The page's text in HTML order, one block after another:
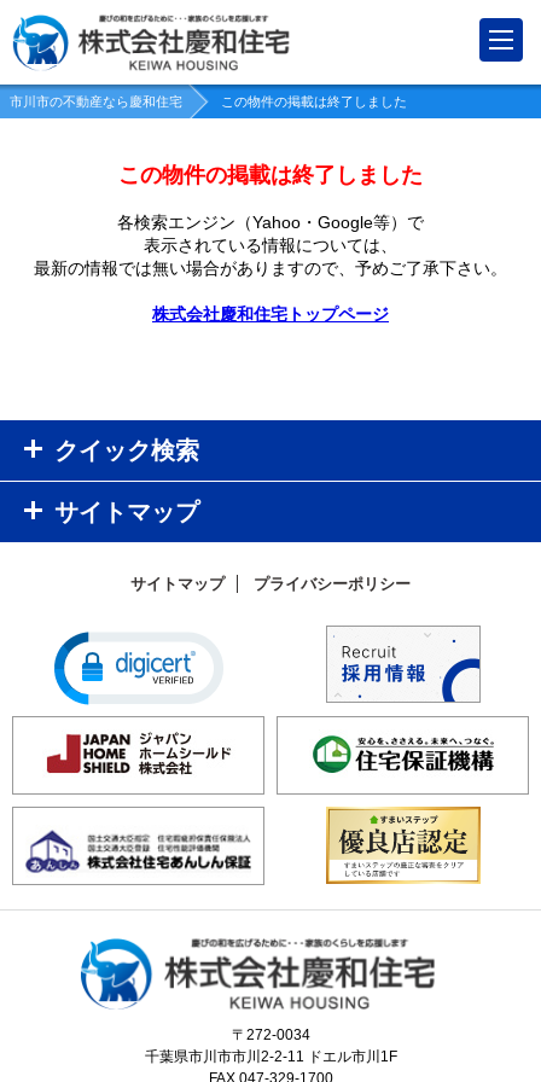
市川市の不動産なら慶和住宅 この物件の掲載は終了しました
この物件の掲載は終了しました
各検索エンジン（Yahoo・Google等）で
表示されている情報については、
最新の情報では無い場合がありますので、 予めご了承下さい。
株式会社慶和住宅トップページ
クイック検索
サイトマップ
サイトマップ プライバシーポリシー
〒272-0034
千葉県市川市市川2-2-11 ドエル市川1F
FAX.047-329-1700